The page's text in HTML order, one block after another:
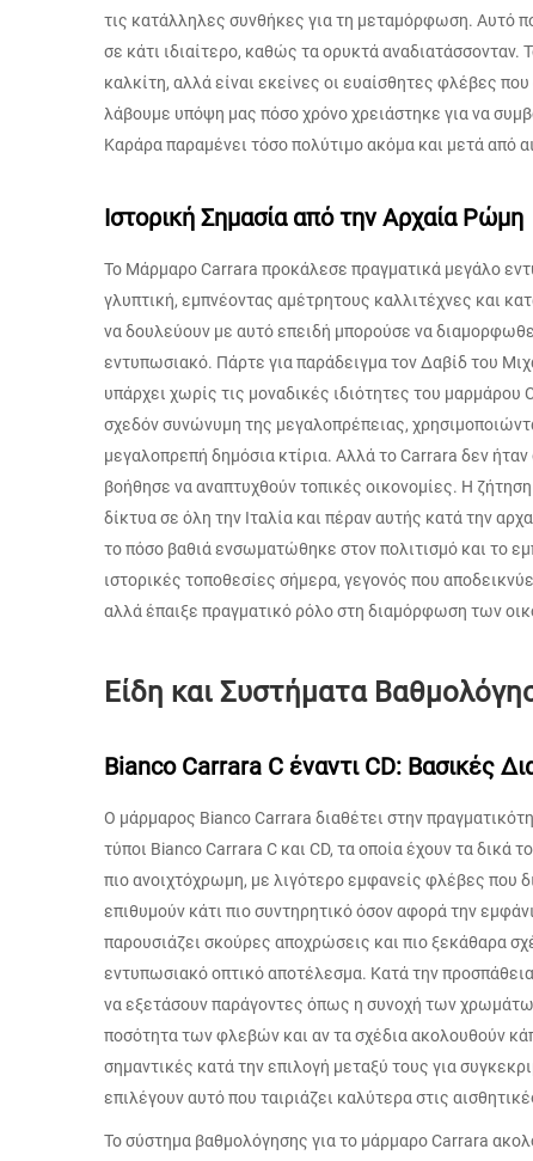
τις κατάλληλες συνθήκες για τη μεταμόρφωση. Αυτό
σε κάτι ιδιαίτερο, καθώς τα ορυκτά
καλκίτη, αλλά είναι εκείνες οι ευαίσθητες φλέβες
λάβουμε υπόψη μας πόσο χρόνο χρειάστηκε για να
Καράρα παραμένει τόσο πολύτιμο ακόμα και μετά από
Ιστορική Σημασία από την Αρχαία Ρώμη
Το Μάρμαρο Carrara προκάλεσε πραγματικά μεγάλο
γλυπτική, εμπνέοντας αμέτρητους καλλιτέχνες και
να δουλεύουν με αυτό επειδή μπορούσε να
εντυπωσιακό. Πάρτε για παράδειγμα τον Δαβίδ του
υπάρχει χωρίς τις μοναδικές ιδιότητες του
σχεδόν συνώνυμη της μεγαλοπρέπειας,
μεγαλοπρεπή δημόσια κτίρια. Αλλά το Carrara δεν
βοήθησε να αναπτυχθούν τοπικές οικονομίες. Η
δίκτυα σε όλη την Ιταλία και πέραν αυτής κατά την
το πόσο βαθιά ενσωματώθηκε στον πολιτισμό και το
ιστορικές τοποθεσίες σήμερα, γεγονός που
αλλά έπαιξε πραγματικό ρόλο στη διαμόρφωση των
Είδη και Συστήματα
Bianco Carrara C έναντι CD: Βασικές
Ο μάρμαρος Bianco Carrara διαθέτει στην
τύποι Bianco Carrara C και CD, τα οποία έχουν τα δικά
πιο ανοιχτόχρωμη, με λιγότερο εμφανείς φλέβες που
επιθυμούν κάτι πιο συντηρητικό όσον αφορά την
παρουσιάζει σκούρες αποχρώσεις και πιο ξεκάθαρα
εντυπωσιακό οπτικό αποτέλεσμα. Κατά την
να εξετάσουν παράγοντες όπως η συνοχή των
ποσότητα των φλεβών και αν τα σχέδια ακολουθούν
σημαντικές κατά την επιλογή μεταξύ τους για
επιλέγουν αυτό που ταιριάζει καλύτερα στις
Το σύστημα βαθμολόγησης για το μάρμαρο Carrara